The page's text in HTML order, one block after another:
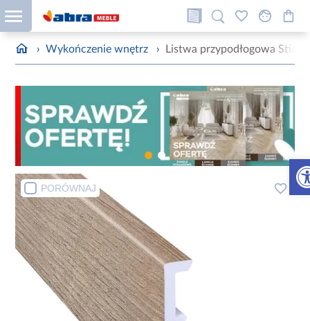
› Wykończenie wnętrz › Listwa przypodłogowa Stiq
PORÓWNAJ